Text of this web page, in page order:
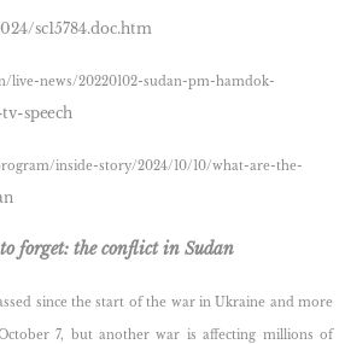
sc15784.doc.htm
live-news/20220102-sudan-pm-hamdok-
speech
inside-story/2024/10/10/what-are-the-
forget: the conflict in Sudan
since the start of the war in Ukraine and more
7, but another war is affecting millions of